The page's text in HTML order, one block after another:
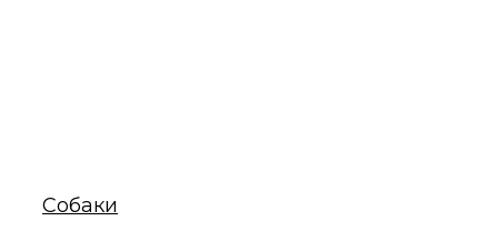
Собаки